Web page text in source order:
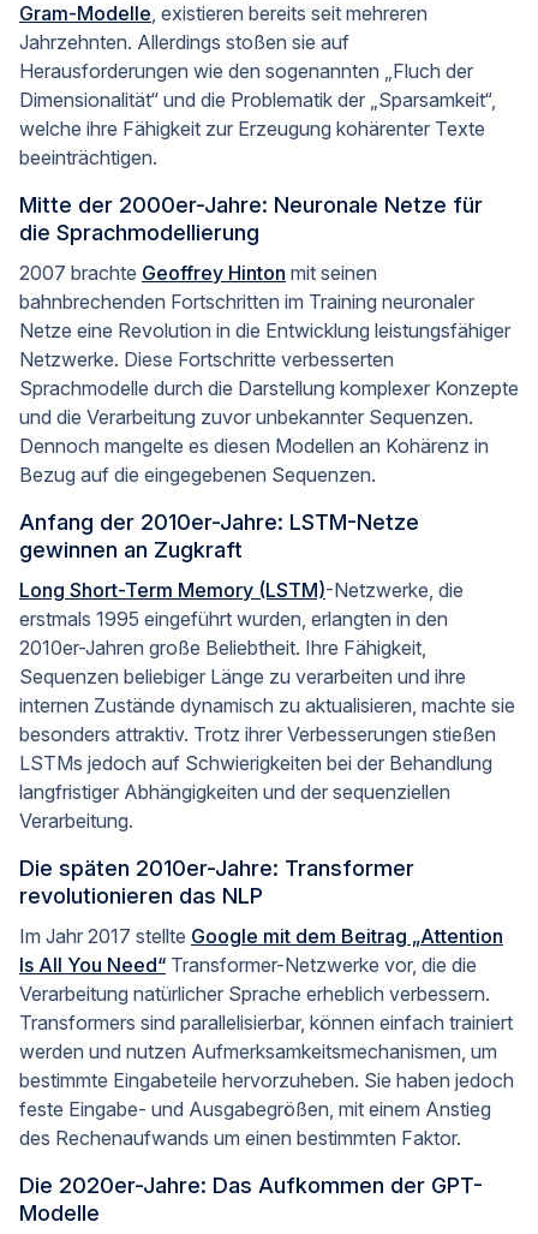
Gram-Modelle, existieren bereits seit mehreren
Jahrzehnten. Allerdings stoßen sie auf
Herausforderungen wie den sogenannten „Fluch der
Dimensionalität“ und die Problematik der „Sparsamkeit“,
welche ihre Fähigkeit zur Erzeugung kohärenter Texte
beeinträchtigen.
Mitte der 2000er-Jahre: Neuronale Netze für
die Sprachmodellierung
2007 brachte Geoffrey Hinton mit seinen
bahnbrechenden Fortschritten im Training neuronaler
Netze eine Revolution in die Entwicklung leistungsfähiger
Netzwerke. Diese Fortschritte verbesserten
Sprachmodelle durch die Darstellung komplexer Konzepte
und die Verarbeitung zuvor unbekannter Sequenzen.
Dennoch mangelte es diesen Modellen an Kohärenz in
Bezug auf die eingegebenen Sequenzen.
Anfang der 2010er-Jahre: LSTM-Netze
gewinnen an Zugkraft
Long Short-Term Memory (LSTM)-Netzwerke, die
erstmals 1995 eingeführt wurden, erlangten in den
2010er-Jahren große Beliebtheit. Ihre Fähigkeit,
Sequenzen beliebiger Länge zu verarbeiten und ihre
internen Zustände dynamisch zu aktualisieren, machte sie
besonders attraktiv. Trotz ihrer Verbesserungen stießen
LSTMs jedoch auf Schwierigkeiten bei der Behandlung
langfristiger Abhängigkeiten und der sequenziellen
Verarbeitung.
Die späten 2010er-Jahre: Transformer
revolutionieren das NLP
Im Jahr 2017 stellte Google mit dem Beitrag „Attention
Is All You Need“ Transformer-Netzwerke vor, die die
Verarbeitung natürlicher Sprache erheblich verbessern.
Transformers sind parallelisierbar, können einfach trainiert
werden und nutzen Aufmerksamkeitsmechanismen, um
bestimmte Eingabeteile hervorzuheben. Sie haben jedoch
feste Eingabe- und Ausgabegrößen, mit einem Anstieg
des Rechenaufwands um einen bestimmten Faktor.
Die 2020er-Jahre: Das Aufkommen der GPT-
Modelle